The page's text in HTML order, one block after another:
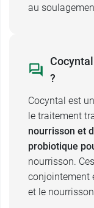
au
?
Cocyntal est
le traitement
nourrisson et
probiotique
nourrisson.
conjointement
et le